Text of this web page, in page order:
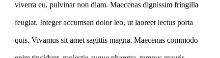
viverra eu, pulvinar non diam. Maecenas dignissim fringilla
feugiat. Integer accumsan dolor leo, ut laoreet lectus porta
quis. Vivamus sit amet sagittis magna. Maecenas commodo